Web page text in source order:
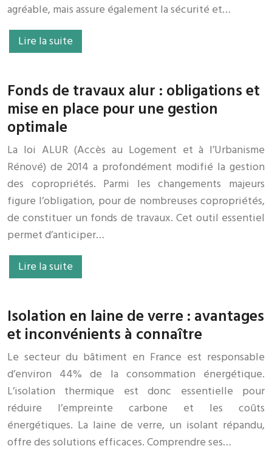
agréable, mais assure également la sécurité et…
Lire la suite
Fonds de travaux alur : obligations et
mise en place pour une gestion
optimale
La loi ALUR (Accès au Logement et à l’Urbanisme
Rénové) de 2014 a profondément modifié la gestion
des copropriétés. Parmi les changements majeurs
figure l’obligation, pour de nombreuses copropriétés,
de constituer un fonds de travaux. Cet outil essentiel
permet d’anticiper…
Lire la suite
Isolation en laine de verre : avantages
et inconvénients à connaître
Le secteur du bâtiment en France est responsable
d’environ 44% de la consommation énergétique.
L’isolation thermique est donc essentielle pour
réduire l’empreinte carbone et les coûts
énergétiques. La laine de verre, un isolant répandu,
offre des solutions efficaces. Comprendre ses…